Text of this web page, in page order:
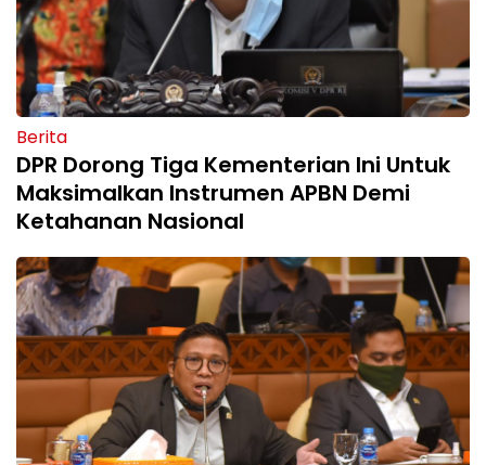
Berita
DPR Dorong Tiga Kementerian Ini Untuk
Maksimalkan Instrumen APBN Demi
Ketahanan Nasional